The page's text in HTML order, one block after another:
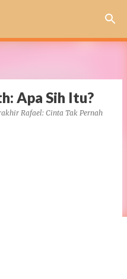
Apa Sih Itu?
Rafael: Cinta Tak Pernah